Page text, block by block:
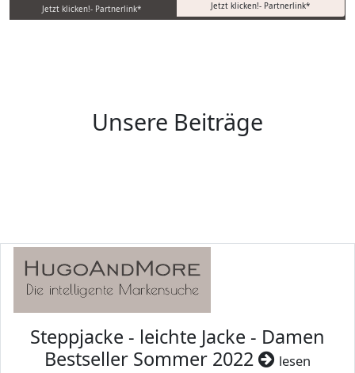
Jetzt klicken!- Partnerlink* Jetzt klicken!- Partnerlink*
Unsere Beiträge
Steppjacke - leichte Jacke - Damen
Bestseller Sommer 2022
lesen